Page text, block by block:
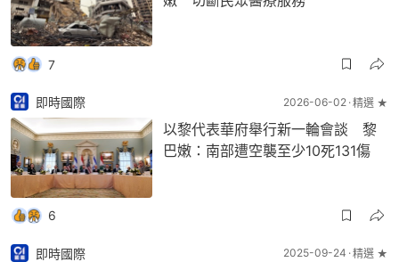
7
即時國際 2026-06-02 精選 ★
以黎代表華府舉行新一輪會談 黎
巴嫩：南部遭空襲至少10死131傷
6
即時國際 2025-09-24 精選 ★